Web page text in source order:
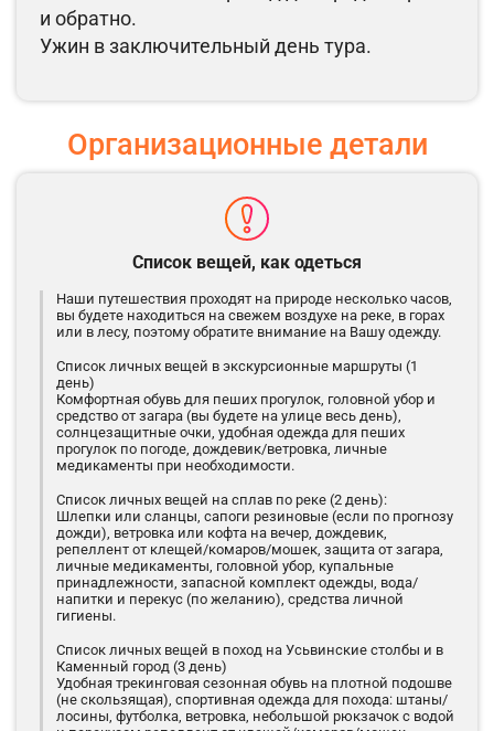
и обратно.
Ужин в заключительный день тура.
Организационные детали
Список вещей, как одеться
Наши путешествия проходят на природе несколько часов,
вы будете находиться на свежем воздухе на реке, в горах
или в лесу, поэтому обратите внимание на Вашу одежду.
Список личных вещей в экскурсионные маршруты (1
день)
Комфортная обувь для пеших прогулок, головной убор и
средство от загара (вы будете на улице весь день),
солнцезащитные очки, удобная одежда для пеших
прогулок по погоде, дождевик/ветровка, личные
медикаменты при необходимости.
Список личных вещей на сплав по реке (2 день):
Шлепки или сланцы, сапоги резиновые (если по прогнозу
дожди), ветровка или кофта на вечер, дождевик,
репеллент от клещей/комаров/мошек, защита от загара,
личные медикаменты, головной убор, купальные
принадлежности, запасной комплект одежды, вода/
напитки и перекус (по желанию), средства личной
гигиены.
Список личных вещей в поход на Усьвинские столбы и в
Каменный город (3 день)
Удобная трекинговая сезонная обувь на плотной подошве
(не скользящая), спортивная одежда для похода: штаны/
лосины, футболка, ветровка, небольшой рюкзачок с водой